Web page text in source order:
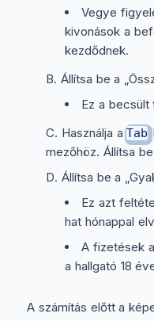
Vegye
kivonások a
kezdődnek.
Állítsa be a
Ez a
Használja aTab
mezőhöz. Állítsa be
Állítsa be a
Ez azt
hat hónappal
A fizetések
a hallgató 18
A számítás előtt a